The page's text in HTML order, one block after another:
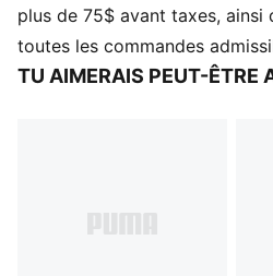
CARACTÉRISTIQUES ET
La tige des chaussures est
de matériaux recyclés
plus de 75$ avant taxes,
toutes les commandes
TU AIMERAIS PEUT-ÊTRE